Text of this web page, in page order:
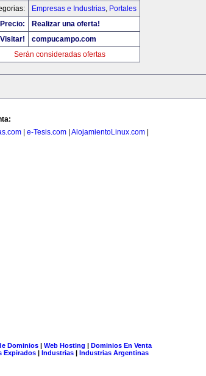
Empresas e Industrias, Portales
Precio:
Realizar una oferta!
Visitar!
compucampo.com
Serán consideradas ofertas
e-Tesis.com AlojamientoLinux.com
Dominios| Web Hosting | Dominios En Venta
Expirados | Industrias | Industrias Argentinas